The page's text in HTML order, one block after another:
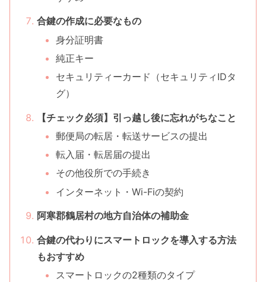
合鍵の作成に必要なもの
身分証明書
純正キー
セキュリティーカード（セキュリティIDタ
グ）
【チェック必須】引っ越し後に忘れがちなこと
郵便局の転居・転送サービスの提出
転入届・転居届の提出
その他役所での手続き
インターネット・Wi-Fiの契約
阿寒郡鶴居村の地方自治体の補助金
合鍵の代わりにスマートロックを導入する方法
もおすすめ
スマートロックの2種類のタイプ